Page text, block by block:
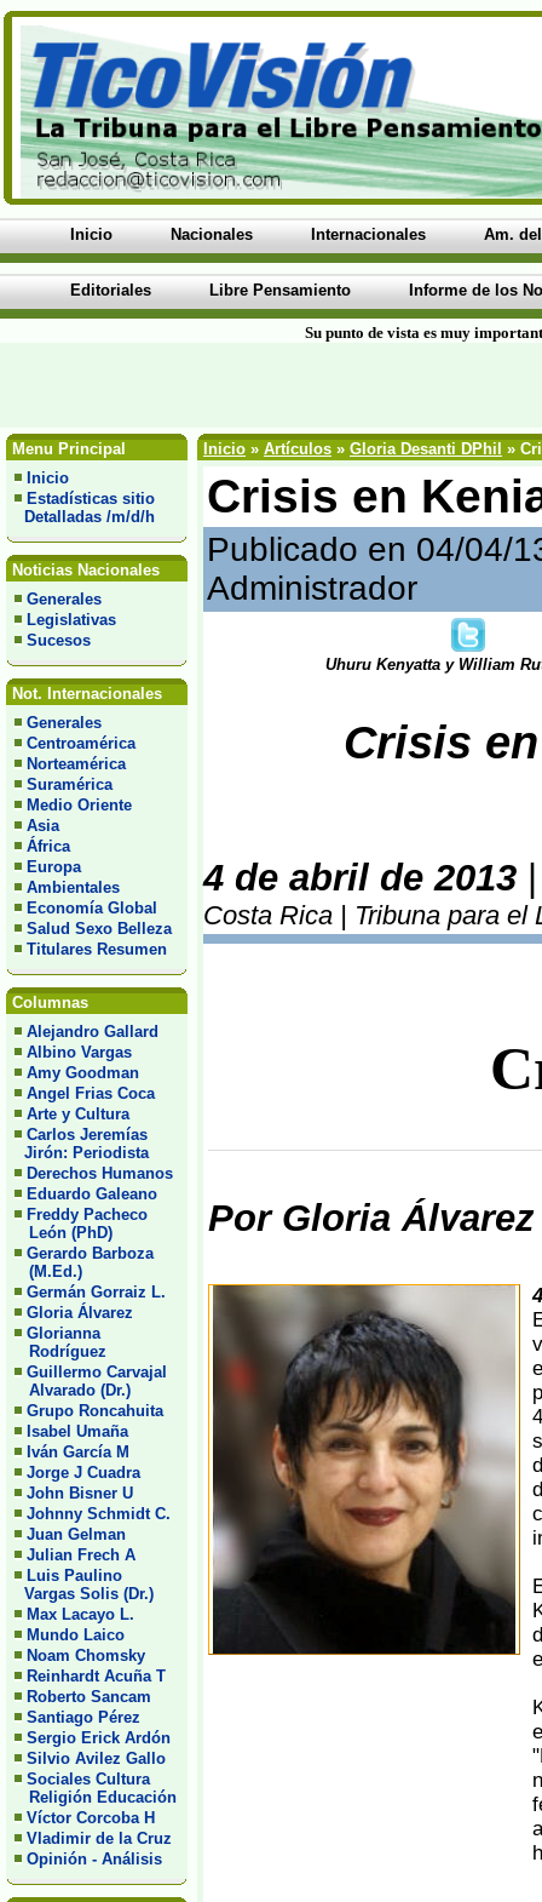
Inicio Nacionales Internacionales Am.
Editoriales Libre Pensamiento Informe de los
Su punto de vista es muy
Menu Principal
Inicio
Estadísticas sitio
Detalladas /m/d/h
Noticias Nacionales
Generales
Legislativas
Sucesos
Not. Internacionales
Generales
Centroamérica
Norteamérica
Suramérica
Medio Oriente
Asia
África
Europa
Ambientales
Economía Global
Salud Sexo Belleza
Titulares Resumen
Columnas
Alejandro Gallard
Albino Vargas
Amy Goodman
Angel Frias Coca
Arte y Cultura
Carlos Jeremías
Jirón: Periodista
Derechos Humanos
Eduardo Galeano
Freddy Pacheco
León (PhD)
Gerardo Barboza
(M.Ed.)
Germán Gorraiz L.
Gloria Álvarez
Glorianna
Rodríguez
Guillermo Carvajal
Alvarado (Dr.)
Grupo Roncahuita
Isabel Umaña
Iván García M
Jorge J Cuadra
John Bisner U
Johnny Schmidt C.
Juan Gelman
Julian Frech A
Luis Paulino
Vargas Solis (Dr.)
Max Lacayo L.
Mundo Laico
Noam Chomsky
Reinhardt Acuña T
Roberto Sancam
Santiago Pérez
Sergio Erick Ardón
Silvio Avilez Gallo
Sociales Cultura
Religión Educación
Víctor Corcoba H
Vladimir de la Cruz
Opinión - Análisis
Inicio » Artículos » Gloria Desanti DPhil »
Crisis en
Publicado en 04/04/
Administrador
Uhuru Kenyatta y William
Crisis
4 de abril de 2013
Costa Rica | Tribuna para el
Por Gloria